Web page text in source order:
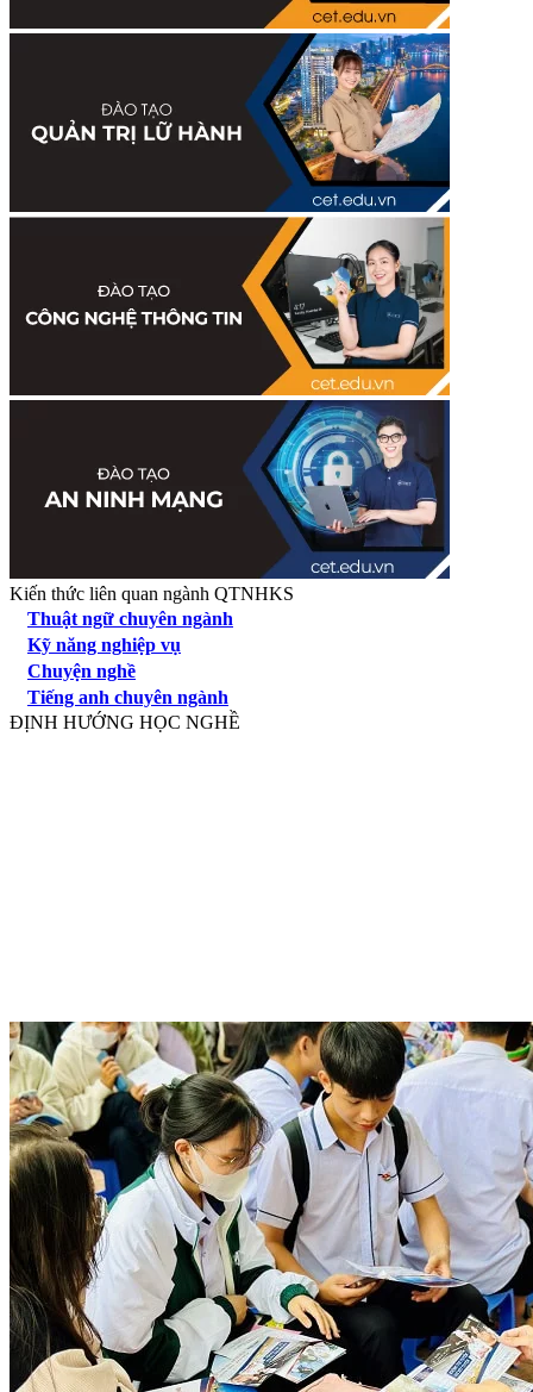
Kiến thức liên quan ngành QTNHKS
Thuật ngữ chuyên ngành
Kỹ năng nghiệp vụ
Chuyện nghề
Tiếng anh chuyên ngành
ĐỊNH HƯỚNG HỌC NGHỀ